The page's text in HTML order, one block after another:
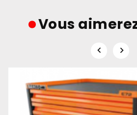
Vous
 